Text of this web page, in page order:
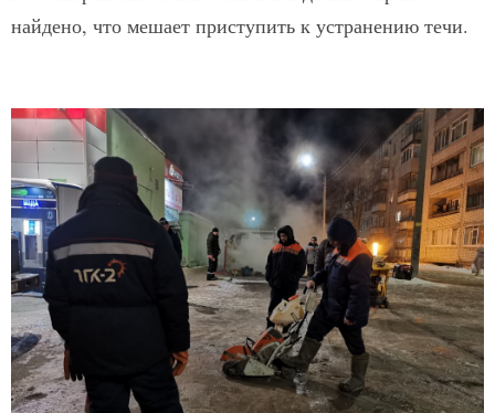
найдено, что мешает приступить к устранению течи.